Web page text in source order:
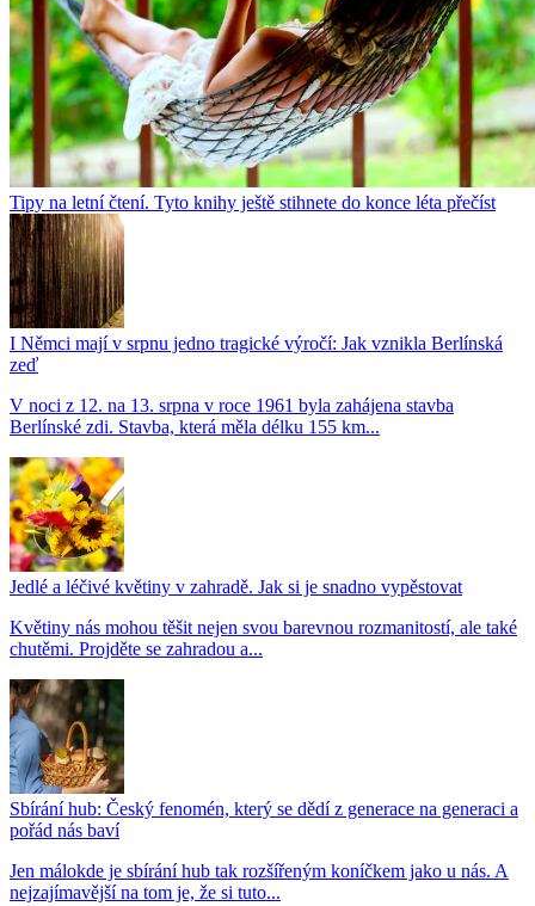
Tipy na letní čtení. Tyto knihy ještě stihnete do konce léta přečíst
I Němci mají v srpnu jedno tragické výročí: Jak vznikla Berlínská
zeď
V noci z 12. na 13. srpna v roce 1961 byla zahájena stavba
Berlínské zdi. Stavba, která měla délku 155 km...
Jedlé a léčivé květiny v zahradě. Jak si je snadno vypěstovat
Květiny nás mohou těšit nejen svou barevnou rozmanitostí, ale také
chutěmi. Projděte se zahradou a...
Sbírání hub: Český fenomén, který se dědí z generace na generaci a
pořád nás baví
Jen málokde je sbírání hub tak rozšířeným koníčkem jako u nás. A
nejzajímavější na tom je, že si tuto...